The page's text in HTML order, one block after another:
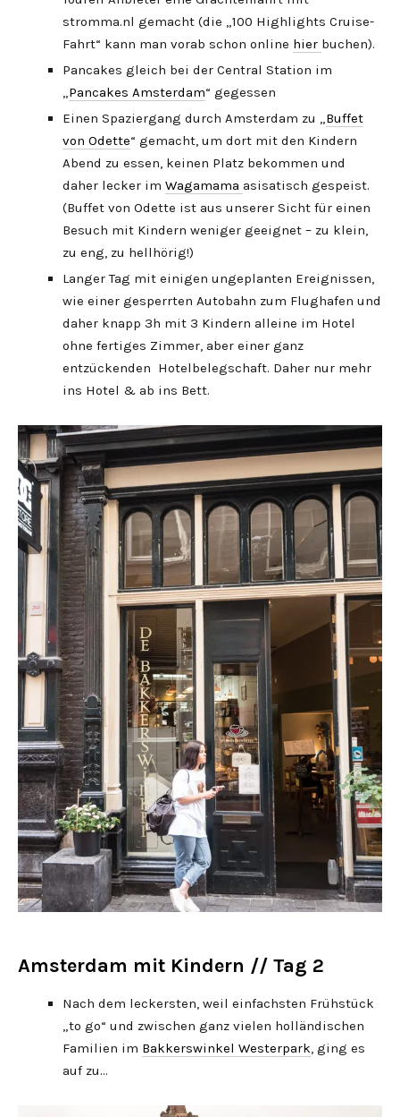
stromma.nl gemacht (die „100 Highlights Cruise-
Fahrt“ kann man vorab schon online hier buchen).
Pancakes gleich bei der Central Station im
„Pancakes Amsterdam“ gegessen
Einen Spaziergang durch Amsterdam zu „Buffet
von Odette“ gemacht, um dort mit den Kindern
Abend zu essen, keinen Platz bekommen und
daher lecker im Wagamama asisatisch gespeist.
(Buffet von Odette ist aus unserer Sicht für einen
Besuch mit Kindern weniger geeignet – zu klein,
zu eng, zu hellhörig!)
Langer Tag mit einigen ungeplanten Ereignissen,
wie einer gesperrten Autobahn zum Flughafen und
daher knapp 3h mit 3 Kindern alleine im Hotel
ohne fertiges Zimmer, aber einer ganz
entzückenden Hotelbelegschaft. Daher nur mehr
ins Hotel & ab ins Bett.
Amsterdam mit Kindern // Tag 2
Nach dem leckersten, weil einfachsten Frühstück
„to go“ und zwischen ganz vielen holländischen
Familien im Bakkerswinkel Westerpark, ging es
auf zu…